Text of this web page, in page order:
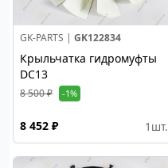
GK-PARTS | GK122834
Крыльчатка гидромуфты
DC13
8 500 ₽ -1%
8 452 ₽ 1 шт.